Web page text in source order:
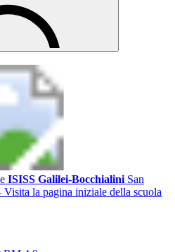
ISISS Galilei-Bocchialini San
la pagina iniziale della scuola